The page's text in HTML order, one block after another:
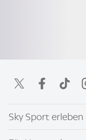
Sky Sport erleben